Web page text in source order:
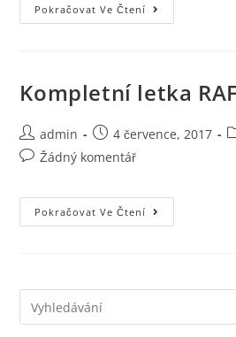
Pokračovat Ve Čtení Krušnohorský
Pohár,
2017
Kompletní letka RAF
Autor
příspěvku
admin
Příspěvek
byl
4 července, 2017
Komentáře
příspěvku
Žádný komentář
Pokračovat Ve Čtení Kompletní
Letka